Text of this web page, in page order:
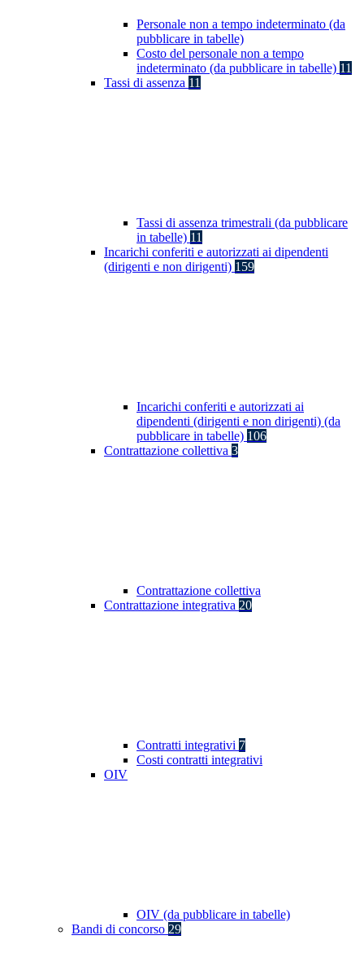
Personale non a tempo indeterminato (da
pubblicare in tabelle)
Costo del personale non a tempo
indeterminato (da pubblicare in tabelle) 11
Tassi di assenza 11
Tassi di assenza trimestrali (da pubblicare
in tabelle) 11
Incarichi conferiti e autorizzati ai dipendenti
(dirigenti e non dirigenti) 159
Incarichi conferiti e autorizzati ai
dipendenti (dirigenti e non dirigenti) (da
pubblicare in tabelle) 106
Contrattazione collettiva 3
Contrattazione collettiva
Contrattazione integrativa 20
Contratti integrativi 7
Costi contratti integrativi
OIV
OIV (da pubblicare in tabelle)
Bandi di concorso 29